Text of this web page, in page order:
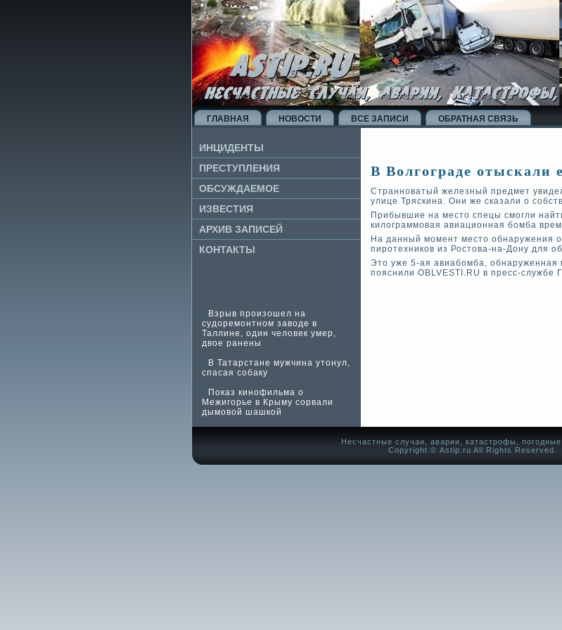
ГЛАВНАЯ НОВОСТИ ВСЕ ЗАПИСИ ОБРАТНАЯ СВЯЗЬ
ИНЦИДЕНТЫ
ПРЕСТУПЛЕНИЯ
ОБСУЖДАЕМОЕ
ИЗВЕ­СТИЯ
АРХИВ ЗАПИСЕЙ
КОНТАКТЫ
Взрыв произошел на
судоремонтном заводе в
Таллине, один человек умер,
двое ранены
В Татарстане мужчина утонул,
спасая собаку
Показ кинофильма о
Межигорье в Крыму сорвали
дымовой шашкой
В Волгограде­ отыскали
Странноватый железный предмет
улице Тряскина. Они же сказали о
Прибывшие на место спецы смогли
килограммовая авиационная бомба
На данный момент место обнаружения
пиротехников из Ростова-на-Дону для
Это уже 5-ая авиабомба, обнаруженная
пояснили OBLVESTI.RU в пресс-
Несчастные случаи, аварии, катастрофы,
Copyright © Аstip.ru All Rights Reserved.